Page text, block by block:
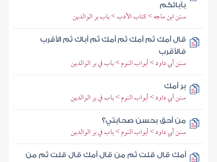
بآبائكم
سنن ابن ماجه > كتاب الأدب > باب بر الوالدين
قال أمك ثم أمك ثم أمك ثم أباك ثم الأقرب
فالأقرب
سنن أبي داود > أبواب النوم > باب في بر الوالدين
بر أمك
سنن أبي داود > أبواب النوم > باب في بر الوالدين
من أحق بحسن صحابتي؟
سنن أبي داود > أبواب النوم > باب في بر الوالدين
أمك قال قلت ثم من قال أمك قال قلت ثم من